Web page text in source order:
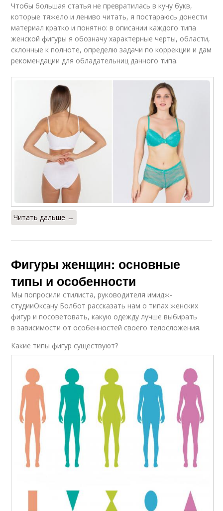
Чтобы большая статья не превратилась в кучу букв,
которые тяжело и лениво читать, я постараюсь донести
материал кратко и понятно: в описании каждого типа
женской фигуры я обозначу характерные черты, области,
склонные к полноте, определю задачи по коррекции и дам
рекомендации для обладательниц данного типа.
Читать дальше →
Фигуры женщин: основные
типы и особенности
Мы попросили стилиста, руководителя имидж-
студииОксану Болбот рассказать нам о типах женских
фигур и посоветовать, какую одежду лучше выбирать
в зависимости от особенностей своего телосложения.
Какие типы фигур существуют?